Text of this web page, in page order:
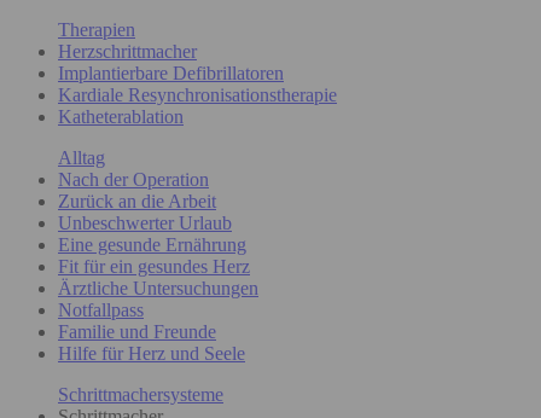
Therapien
Herzschrittmacher
Implantierbare Defibrillatoren
Kardiale Resynchronisationstherapie
Katheterablation
Alltag
Nach der Operation
Zurück an die Arbeit
Unbeschwerter Urlaub
Eine gesunde Ernährung
Fit für ein gesundes Herz
Ärztliche Untersuchungen
Notfallpass
Familie und Freunde
Hilfe für Herz und Seele
Schrittmachersysteme